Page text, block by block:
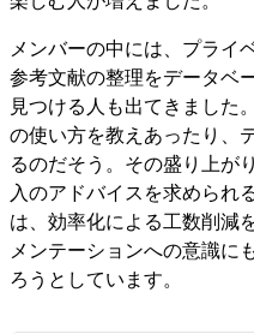
メンバーの中には、プライ
参考文献の整理をデータベ
見つける人も出てきました
の使い方を教えあったり、
るのだそう。その盛り上が
入のアドバイスを求められ
は、効率化による工数削減
メンテーションへの意識に
ろうとしています。